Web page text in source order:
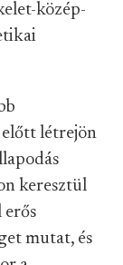
közép-
létrejön
keresztül
erős
mutat, és